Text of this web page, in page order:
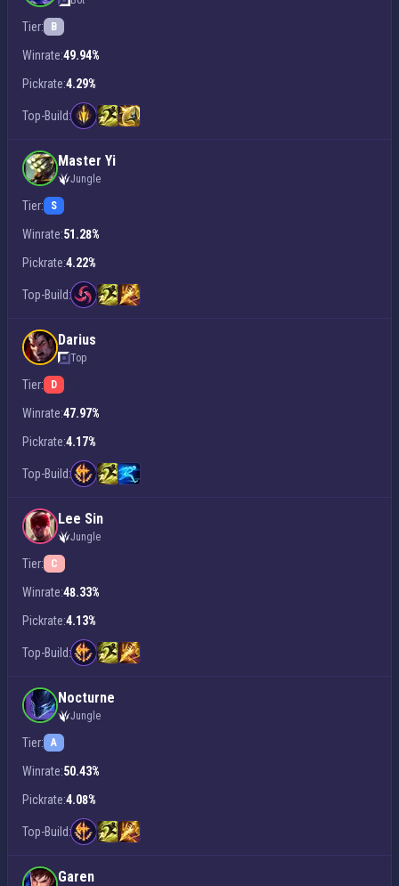
Tier: B
Winrate:49.94%
Pickrate:4.29%
Top-Build:
Master Yi
Jungle
Tier: S
Winrate:51.28%
Pickrate:4.22%
Top-Build:
Darius
Top
Tier: D
Winrate:47.97%
Pickrate:4.17%
Top-Build:
Lee Sin
Jungle
Tier: C
Winrate:48.33%
Pickrate:4.13%
Top-Build:
Nocturne
Jungle
Tier: A
Winrate:50.43%
Pickrate:4.08%
Top-Build:
Garen